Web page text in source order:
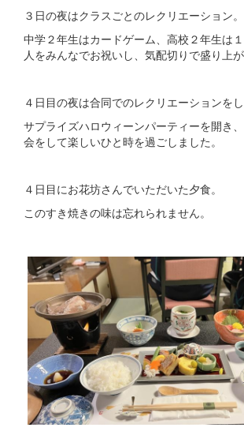
３日の夜はクラスごとのレクリエーション。
中学２年生はカードゲーム、高校２年生は
人をみんなでお祝いし、気配切りで盛り上が
４日目の夜は合同でのレクリエーションをし
サプライズハロウィーンパーティーを開き
会をして楽しいひと時を過ごしました。
４日目にお花坊さんでいただいた夕食。
このすき焼きの味は忘れられません。